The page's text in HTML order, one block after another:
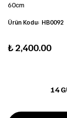
60cm
Ürün Kodu: HB0092
₺ 2,400.00
14